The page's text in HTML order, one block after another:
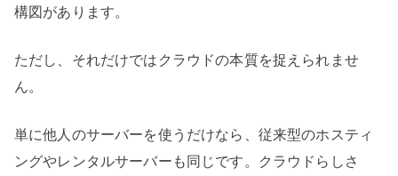
構図があります。
ただし、それだけではクラウドの本質を捉えられませ
ん。
単に他人のサーバーを使うだけなら、従来型のホスティ
ングやレンタルサーバーも同じです。クラウドらしさ